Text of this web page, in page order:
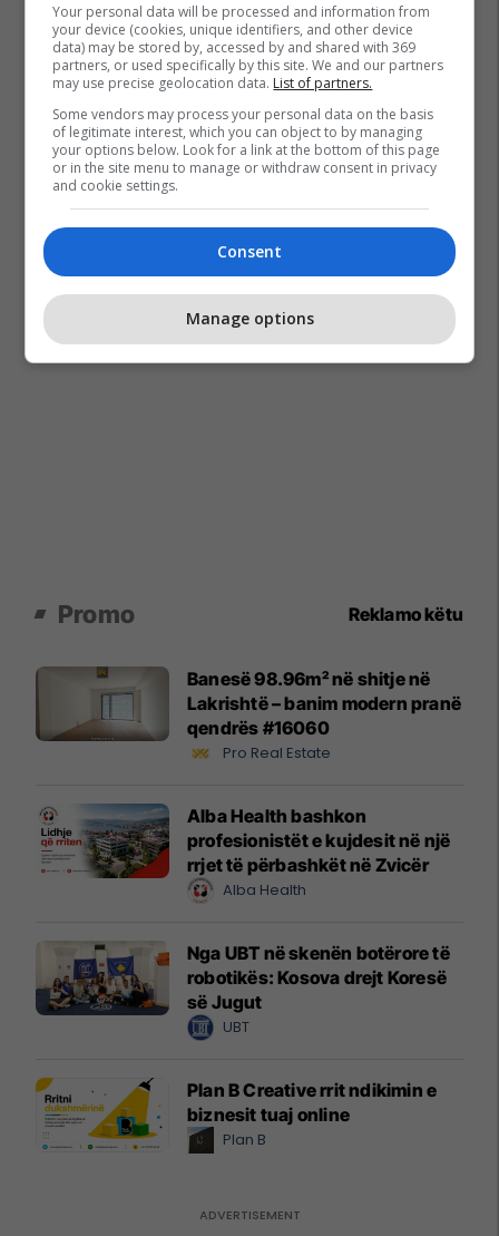
Promo Reklamo këtu
Banesë 98.96m² në shitje në
Lakrishtë – banim modern pranë
qendrës #16060
Pro Real Estate
Alba Health bashkon
profesionistët e kujdesit në një
rrjet të përbashkët në Zvicër
Alba Health
Nga UBT në skenën botërore të
robotikës: Kosova drejt Koresë
së Jugut
UBT
Plan B Creative rrit ndikimin e
biznesit tuaj online
Plan B
Your personal data will be processed and information from
your device (cookies, unique identifiers, and other device
data) may be stored by, accessed by and shared with 369
partners, or used specifically by this site. We and our partners
may use precise geolocation data. List of partners.
Some vendors may process your personal data on the basis
of legitimate interest, which you can object to by managing
your options below. Look for a link at the bottom of this page
or in the site menu to manage or withdraw consent in privacy
and cookie settings.
Consent
Manage options